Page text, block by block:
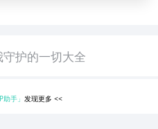
护的一切大全
助手」发现更多<<